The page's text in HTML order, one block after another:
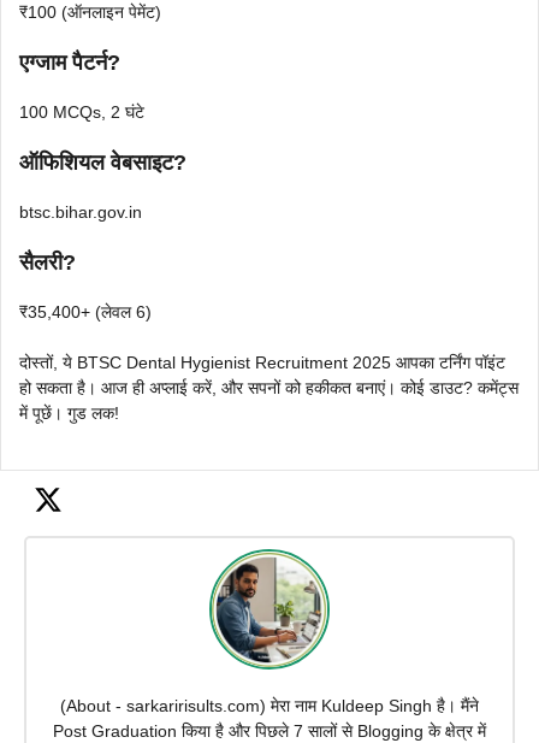
₹100 (ऑनलाइन पेमेंट)
एग्जाम पैटर्न?
100 MCQs, 2 घंटे
ऑफिशियल वेबसाइट?
btsc.bihar.gov.in
सैलरी?
₹35,400+ (लेवल 6)
दोस्तों, ये BTSC Dental Hygienist Recruitment 2025 आपका टर्निंग पॉइंट
हो सकता है। आज ही अप्लाई करें, और सपनों को हकीकत बनाएं। कोई डाउट? कमेंट्स
में पूछें। गुड लक!
(About - sarkaririsults.com) मेरा नाम Kuldeep Singh है। मैंने
Post Graduation किया है और पिछले 7 सालों से Blogging के क्षेत्र में